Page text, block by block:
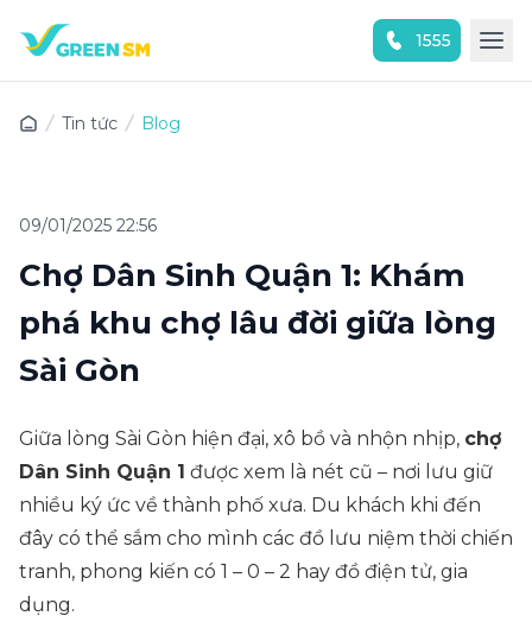
1555
Tin tức Blog
09/01/2025 22:56
Chợ Dân Sinh Quận 1: Khám
phá khu chợ lâu đời giữa lòng
Sài Gòn
Giữa lòng Sài Gòn hiện đại, xô bồ và nhộn nhịp, chợ
Dân Sinh Quận 1 được xem là nét cũ – nơi lưu giữ
nhiều ký ức về thành phố xưa. Du khách khi đến
đây có thể sắm cho mình các đồ lưu niệm thời chiến
tranh, phong kiến có 1 – 0 – 2 hay đồ điện tử, gia
dụng.